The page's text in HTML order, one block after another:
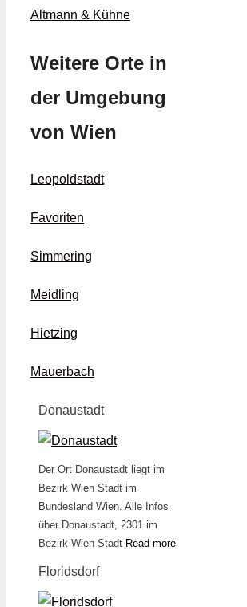
Altmann & Kühne
Weitere Orte in
der Umgebung
von Wien
Leopoldstadt
Favoriten
Simmering
Meidling
Hietzing
Mauerbach
Donaustadt
Der Ort Donaustadt liegt im
Bezirk Wien Stadt im
Bundesland Wien. Alle Infos
über Donaustadt, 2301 im
Bezirk Wien Stadt Read more
Floridsdorf